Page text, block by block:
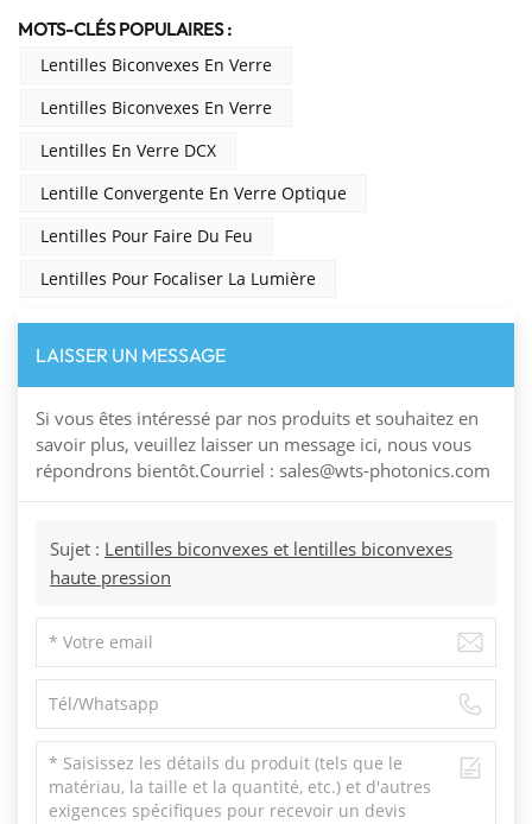
MOTS-CLÉS POPULAIRES :
Lentilles Biconvexes En Verre
Lentilles Biconvexes En Verre
Lentilles En Verre DCX
Lentille Convergente En Verre Optique
Lentilles Pour Faire Du Feu
Lentilles Pour Focaliser La Lumière
LAISSER UN MESSAGE
Si vous êtes intéressé par nos produits et souhaitez en
savoir plus, veuillez laisser un message ici, nous vous
répondrons bientôt.Courriel : sales@wts-photonics.com
Sujet : Lentilles biconvexes et lentilles biconvexes
haute pression